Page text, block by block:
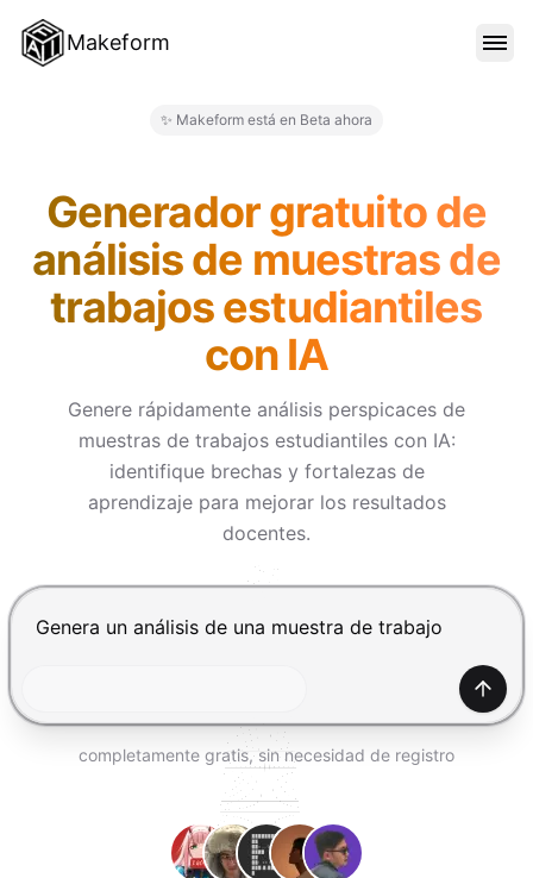
Makeform
BLOG
INICIAR SESIÓN
✨ Makeform está en Beta ahora
Generador gratuito de
análisis de muestras de
trabajos estudiantiles
con IA
Genere rápidamente análisis perspicaces de
muestras de trabajos estudiantiles con IA:
identifique brechas y fortalezas de
aprendizaje para mejorar los resultados
docentes.
Presiona Enter para enviar, Shift+Enter para añadir
completamente gratis, sin necesidad de registro